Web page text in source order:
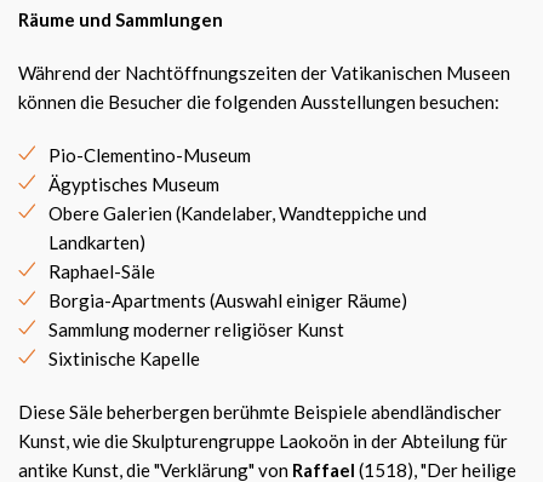
Räume und Sammlungen
Während der Nachtöffnungszeiten der Vatikanischen Museen
können die Besucher die folgenden Ausstellungen besuchen:
Pio-Clementino-Museum
Ägyptisches Museum
Obere Galerien (Kandelaber, Wandteppiche und
Landkarten)
Raphael-Säle
Borgia-Apartments (Auswahl einiger Räume)
Sammlung moderner religiöser Kunst
Sixtinische Kapelle
Diese Säle beherbergen berühmte Beispiele abendländischer
Kunst, wie die Skulpturengruppe Laokoön in der Abteilung für
antike Kunst, die "Verklärung" von Raffael (1518), "Der heilige